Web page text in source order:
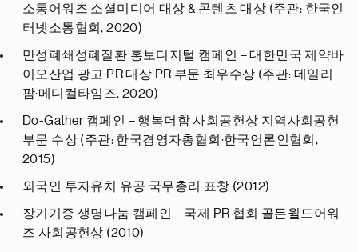
소통어워즈 소셜미디어 대상 & 콘텐츠 대상 (주관: 한국인
터넷소통협회, 2020)
만성폐쇄성폐질환 홍보디지털 캠페인 – 대한민국 제약바
이오산업 광고·PR 대상 PR 부문 최우수상 (주관: 데일리
팜·메디컬타임즈, 2020)
Do-Gather 캠페인 – 행복더함 사회공헌상 지역사회공헌
부문 수상 (주관: 한국경영자총협회·한국언론인협회,
2015)
외국인 투자유치 유공 국무총리 표창 (2012)
장기기증 생명나눔 캠페인 – 국제 PR 협회 골든월드어워
즈 사회공헌상 (2010)